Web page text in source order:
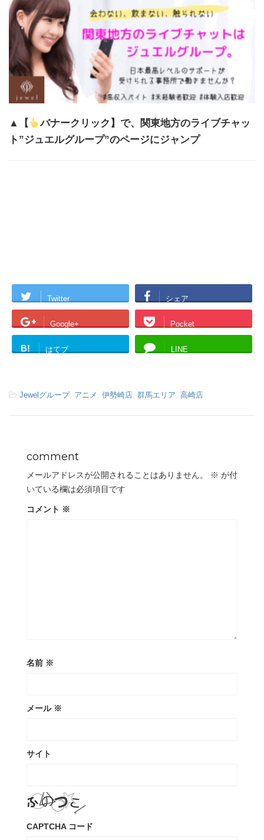
▲【
バナークリック】で、関東地方のライブチャッ
ト”ジュエルグループ”のページにジャンプ
Twitter シェア
Google+ Pocket
B! はてブ LINE
-Jewelグループ, アニメ 伊勢崎店 群馬エリア 高崎店
comment
メールアドレスが公開されることはありません。 ※ が付
いている欄は必須項目です
コメント ※
名前 ※
メール ※
サイト
CAPTCHA コード